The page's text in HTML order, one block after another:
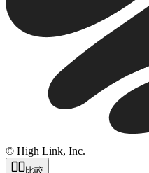
© High Link, Inc.
比較